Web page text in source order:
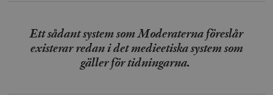
Ett sådant system som Moderaterna föreslår
existerar redan i det medieetiska system som
gäller för tidningarna.